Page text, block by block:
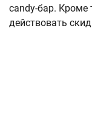
candy-бар. Кроме
действовать